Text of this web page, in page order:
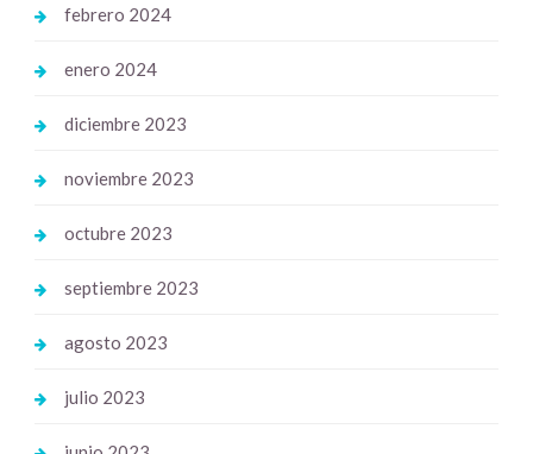
febrero 2024
enero 2024
diciembre 2023
noviembre 2023
octubre 2023
septiembre 2023
agosto 2023
julio 2023